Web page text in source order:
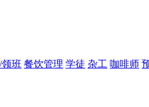
班 餐饮管理 学徒 杂工 咖啡师